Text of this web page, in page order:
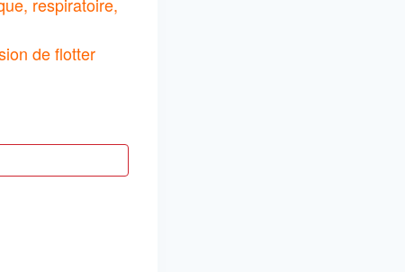
de flotter